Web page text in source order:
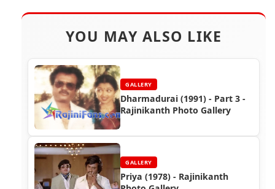
YOU MAY ALSO LIKE
GALLERY
Dharmadurai (1991) - Part 3 -
Rajinikanth Photo Gallery
GALLERY
Priya (1978) - Rajinikanth